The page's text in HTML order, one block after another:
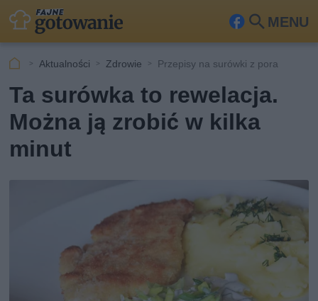
MENU
Fa
ook
Szu
kaj
Aktualności Zdrowie Przepisy na surówki z pora
Ta surówka to rewelacja.
Można ją zrobić w kilka
minut